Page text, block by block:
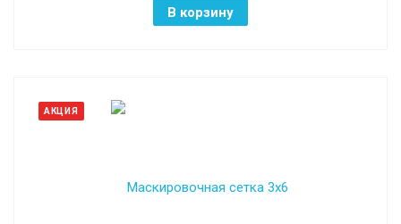
В корзину
АКЦИЯ